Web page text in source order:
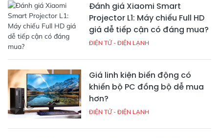
Đánh giá Xiaomi Smart
Projector L1: Máy chiếu Full HD
giá dễ tiếp cận có đáng mua?
ĐIỆN TỬ - ĐIỆN LẠNH
Giá linh kiện biến động có
khiến bộ PC đồng bộ dễ mua
hơn?
ĐIỆN TỬ - ĐIỆN LẠNH